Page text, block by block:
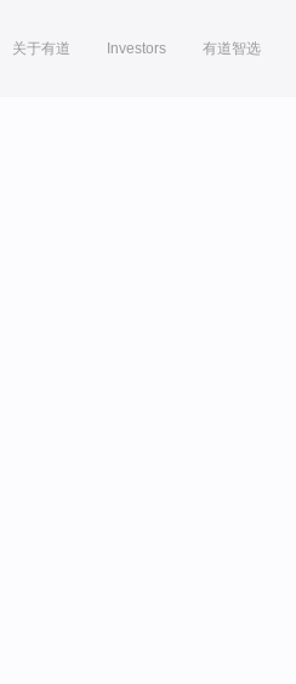
关于有道 Investors 有道智选